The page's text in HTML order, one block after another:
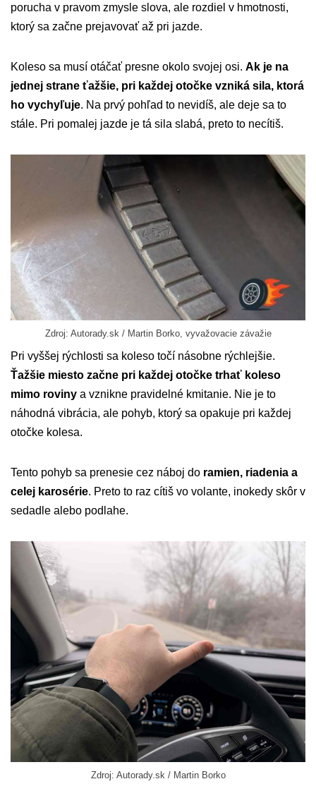
porucha v pravom zmysle slova, ale rozdiel v hmotnosti,
ktorý sa začne prejavovať až pri jazde.
Koleso sa musí otáčať presne okolo svojej osi. Ak je na
jednej strane ťažšie, pri každej otočke vzniká sila, ktorá
ho vychyľuje. Na prvý pohľad to nevidíš, ale deje sa to
stále. Pri pomalej jazde je tá sila slabá, preto to necítiš.
Zdroj: Autorady.sk / Martin Borko, vyvažovacie závažie
Pri vyššej rýchlosti sa koleso točí násobne rýchlejšie.
Ťažšie miesto začne pri každej otočke trhať koleso
mimo roviny a vznikne pravidelné kmitanie. Nie je to
náhodná vibrácia, ale pohyb, ktorý sa opakuje pri každej
otočke kolesa.
Tento pohyb sa prenesie cez náboj do ramien, riadenia a
celej karosérie. Preto to raz cítiš vo volante, inokedy skôr v
sedadle alebo podlahe.
Zdroj: Autorady.sk / Martin Borko